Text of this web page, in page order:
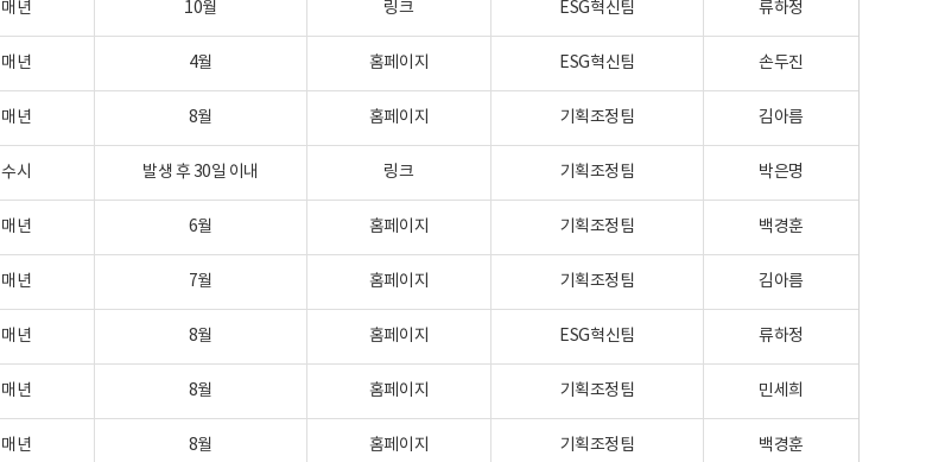
매년 10월 링크 ESG혁신팀 류하정
매년 4월 홈페이지 ESG혁신팀 손두진
매년 8월 홈페이지 기획조정팀 김아름
수시 발생 후 30일 이내 링크 기획조정팀 박은명
매년 6월 홈페이지 기획조정팀 백경훈
매년 7월 홈페이지 기획조정팀 김아름
매년 8월 홈페이지 ESG혁신팀 류하정
매년 8월 홈페이지 기획조정팀 민세희
매년 8월 홈페이지 기획조정팀 백경훈